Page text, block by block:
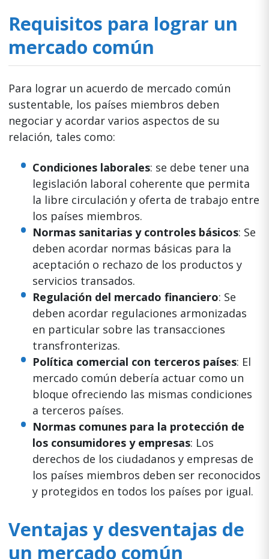
Requisitos para lograr un
mercado común
Para lograr un acuerdo de mercado común
sustentable, los países miembros deben
negociar y acordar varios aspectos de su
relación, tales como:
Condiciones laborales: se debe tener una
legislación laboral coherente que permita
la libre circulación y oferta de trabajo entre
los países miembros.
Normas sanitarias y controles básicos: Se
deben acordar normas básicas para la
aceptación o rechazo de los productos y
servicios transados.
Regulación del mercado financiero: Se
deben acordar regulaciones armonizadas
en particular sobre las transacciones
transfronterizas.
Política comercial con terceros países: El
mercado común debería actuar como un
bloque ofreciendo las mismas condiciones
a terceros países.
Normas comunes para la protección de
los consumidores y empresas: Los
derechos de los ciudadanos y empresas de
los países miembros deben ser reconocidos
y protegidos en todos los países por igual.
Ventajas y desventajas de
un mercado común